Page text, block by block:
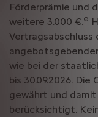
Förderprämie und
weitere 3.000 €.e
Vertragsabschluss
wie bei der
bis 30.09.2026.
gewährt und
berücksichtigt.